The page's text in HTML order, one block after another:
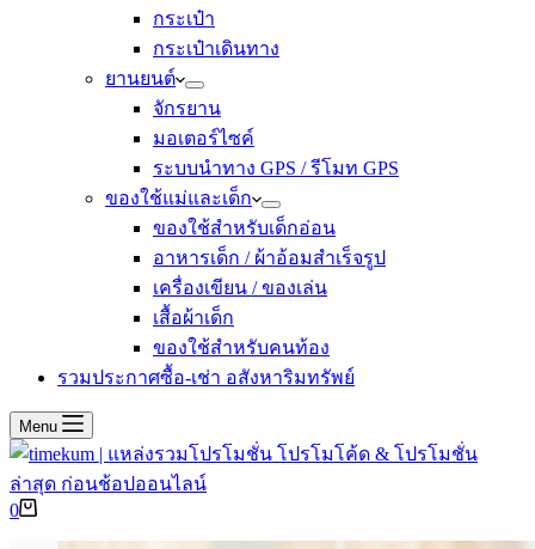
กระเป๋า
กระเป๋าเดินทาง
ยานยนต์
จักรยาน
มอเตอร์ไซค์
ระบบนำทาง GPS / รีโมท GPS
ของใช้แม่และเด็ก
ของใช้สำหรับเด็กอ่อน
อาหารเด็ก / ผ้าอ้อมสำเร็จรูป
เครื่องเขียน / ของเล่น
เสื้อผ้าเด็ก
ของใช้สำหรับคนท้อง
รวมประกาศซื้อ-เช่า อสังหาริมทรัพย์
Menu
Shopping
0